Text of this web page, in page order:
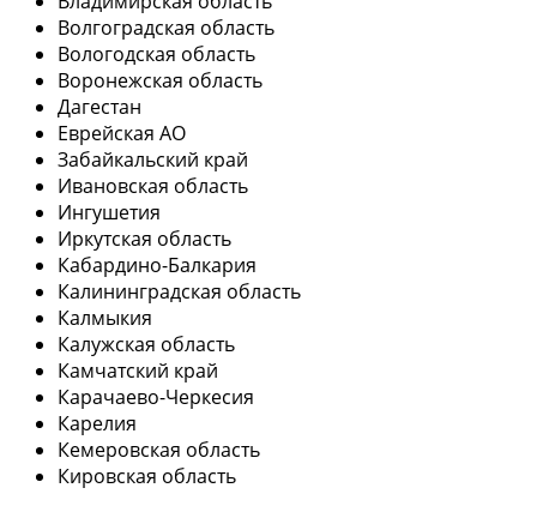
Волгоградская область
Вологодская область
Воронежская область
Дагестан
Еврейская АО
Забайкальский край
Ивановская область
Ингушетия
Иркутская область
Кабардино-Балкария
Калининградская область
Калмыкия
Калужская область
Камчатский край
Карачаево-Черкесия
Карелия
Кемеровская область
Кировская область